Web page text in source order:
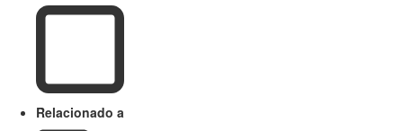
Relacionado a